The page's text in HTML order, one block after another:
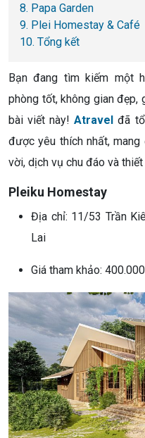
8. Papa Garden
9. Plei Homestay & Café
10. Tổng kết
Bạn đang tìm kiếm một
phòng tốt, không gian đẹp,
bài viết này!Atravel đã
được yêu thích nhất,
vời, dịch vụ chu đáo và
Pleiku Homestay
Địa chỉ: 11/53 Trần
Lai
Giá tham khảo: